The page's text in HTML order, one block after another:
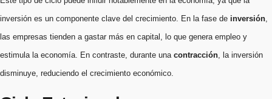
inversión es un componente clave del crecimiento. En la fase de inversión,
las empresas tienden a gastar más en capital, lo que genera empleo y
estimula la economía. En contraste, durante una contracción, la inversión
disminuye, reduciendo el crecimiento económico.